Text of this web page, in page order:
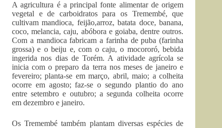
A agricultura é a principal fonte alimentar de origem
vegetal e de carboidratos para os Tremembé, que
cultivam mandioca, feijão,arroz, batata doce, banana,
coco, melancia, caju, abóbora e goiaba, dentre outros.
Com a mandioca fabricam a farinha de puba (farinha
grossa) e o beiju e, com o caju, o mocororó, bebida
ingerida nos dias de Torém. A atividade agrícola se
inicia com o preparo da terra nos meses de janeiro e
fevereiro; planta-se em março, abril, maio; a colheita
ocorre em agosto; faz-se o segundo plantio do ano
entre setembro e outubro; a segunda colheita ocorre
em dezembro e janeiro.
Os Tremembé também plantam diversas espécies de